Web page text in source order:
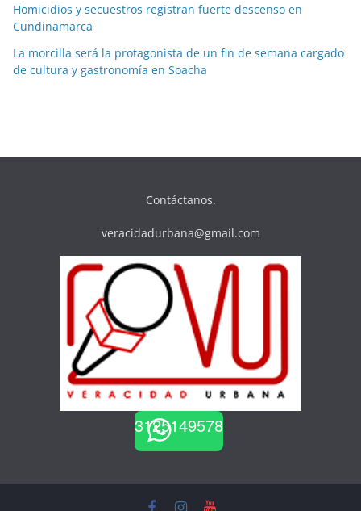
Homicidios y secuestros registran fuerte descenso en
Cundinamarca
La morcilla será la protagonista de un fin de semana cargado
de cultura y gastronomía en Soacha
Contáctanos.
veracidadurbana@gmail.com
3125149578